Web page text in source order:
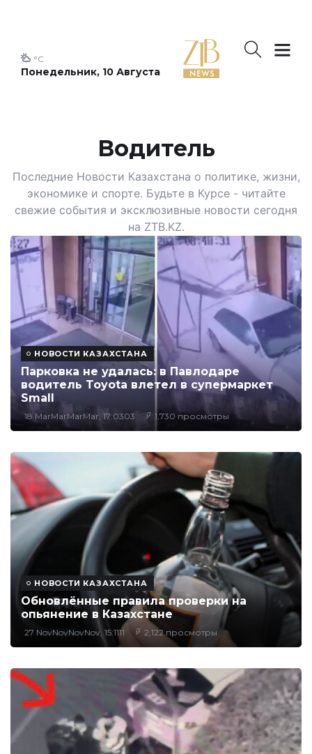
Понедельник, 10 Августа
°C
Водитель
Последние Новости Казахстана о политике, жизни,
экономике и спорте. Будьте в Курсе - читайте
свежие события и эксклюзивные новости сегодня
на ZTB.KZ.
НОВОСТИ КАЗАХСТАНА
Парковка не удалась: в Павлодаре
водитель Toyota влетел в супермаркет
Small
18 MarMarMarMar, 17:0303 1,730 просмотры
НОВОСТИ КАЗАХСТАНА
Обновлённые правила проверки на
опьянение в Казахстане
27 NovNovNovNov, 15:1111 2,122 просмотры